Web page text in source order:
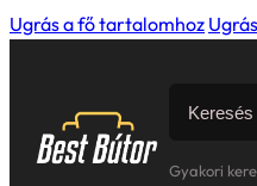
Ugrás a fő tartalomhoz
for:
Gyakori